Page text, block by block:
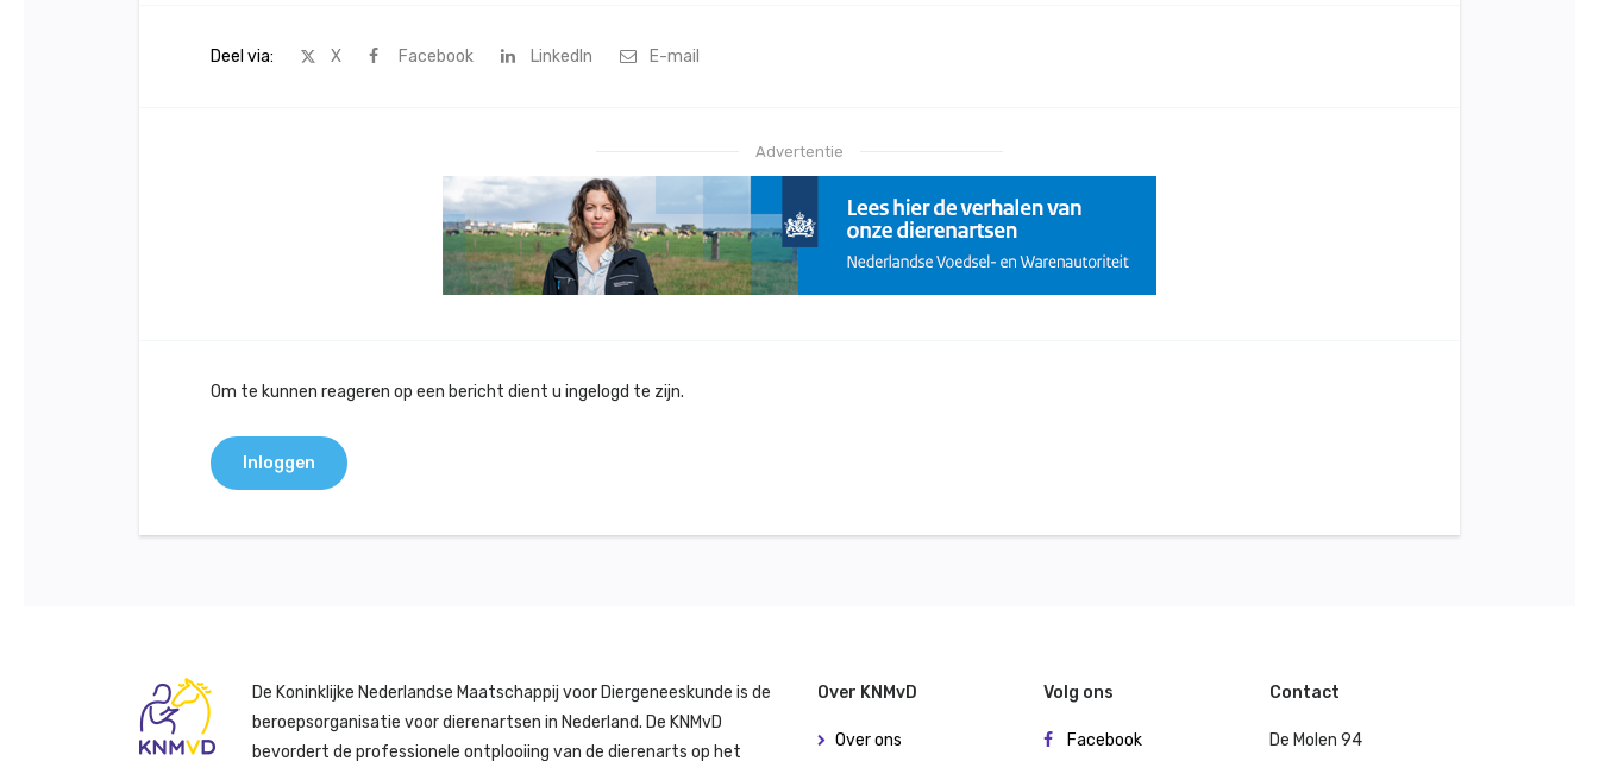
Deel via: X Facebook LinkedIn E-mail
Advertentie
Om te kunnen reageren op een bericht dient u ingelogd te zijn.
Inloggen
De Koninklijke Nederlandse Maatschappij voor Diergeneeskunde is de
beroepsorganisatie voor dierenartsen in Nederland. De KNMvD
bevordert de professionele ontplooiing van de dierenarts op het
Over KNMvD
Over ons
Volg ons
Facebook
Contact
De Molen 94